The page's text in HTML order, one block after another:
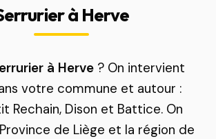
à Herve
à Herve ? On intervient
votre commune et autour :
Rechain, Dison et Battice. On
de Liège et la région de